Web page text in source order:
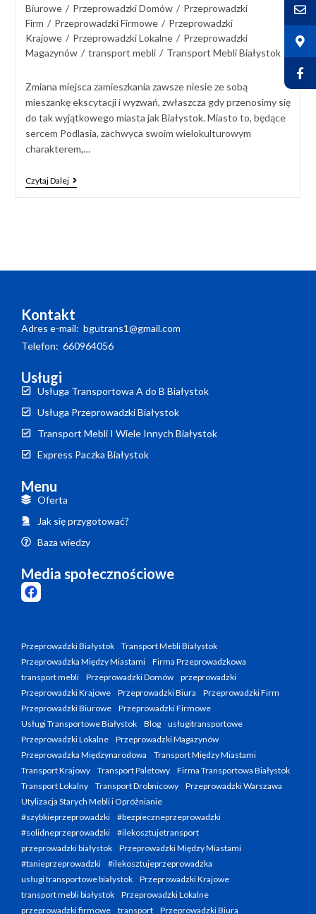
Biurowe / Przeprowadzki Domów / Przeprowadzki
Firm / Przeprowadzki Firmowe / Przeprowadzki
Krajowe / Przeprowadzki Lokalne / Przeprowadzki
Magazynów / transport mebli / Transport Mebli Białystok
Zmiana miejsca zamieszkania zawsze niesie ze sobą
mieszankę ekscytacji i wyzwań, zwłaszcza gdy przenosimy się
do tak wyjątkowego miasta jak Białystok. Miasto to, będące
sercem Podlasia, zachwyca swoim wielokulturowym
charakterem,…
Czytaj Dalej
Kontakt
Adres e-mail: bgutrans1@gmail.com
Telefon: 660964056
Usługi
Usługa Transportowa A do B Białystok
Usługa Przeprowadzki Białystok
Transport Mebli I Wiele Innych Białystok
Express Paczka Białystok
Menu
Oferta
Jak się przygotować?
Baza wiedzy
Media społecznościowe
Przeprowadzki Białystok
Transport Mebli Białystok
Przeprowadzka Między Miastami
Firma Przeprowadzkowa
transport mebli
Przeprowadzki Domów
przeprowadzki
Przeprowadzki Krajowe
Przeprowadzki Biura
Przeprowadzki Firm
Przeprowadzki Biurowe
Przeprowadzki Firmowe
Usługi Transportowe Białystok
Blog
usługitransportowe
Przeprowadzki Lokalne
Przeprowadzki Magazynów
Przeprowadzka Międzynarodowa
Transport Między Miastami
Transport Krajowy
Transport Paletowy
Firma Transportowa Białystok
Transport Lokalny
Transport Drobnicowy
Przeprowadzki Warszawa
Utylizacja Starych Mebli i Opróżnianie
#szybkieprzeprowadzki
#bezpieczneprzeprowadzki
#solidneprzeprowadzki
#ilekosztujetransport
przeprowadzki białystok
Przeprowadzki Między Miastami
#tanieprzeprowadzki
#ilekosztujeprzeprowadzka
usługi transportowe białystok
Przeprowadzki Krajowe
transport mebli białystok
Przeprowadzki Lokalne
przeprowadzki firmowe
transport Przeprowadzki Biura